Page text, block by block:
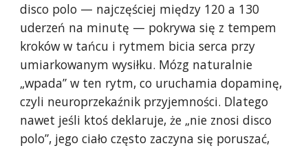
disco polo — najczęściej między 120 a 130
uderzeń na minutę — pokrywa się z tempem
kroków w tańcu i rytmem bicia serca przy
umiarkowanym wysiłku. Mózg naturalnie
„wpada” w ten rytm, co uruchamia dopaminę,
czyli neuroprzekaźnik przyjemności. Dlatego
nawet jeśli ktoś deklaruje, że „nie znosi disco
polo”, jego ciało często zaczyna się poruszać,